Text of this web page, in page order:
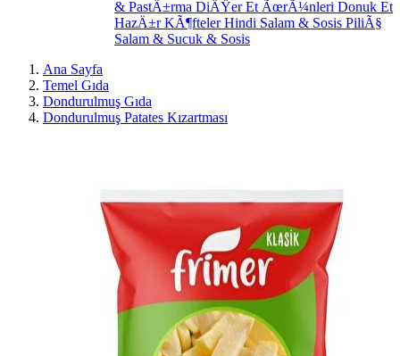
& PastÄ±rma DiÄŸer Et ÃœrÃ¼nleri Donuk Et
HazÄ±r KÃ¶ftelerHindi Salam & Sosis PiliÃ§
Salam & Sucuk & Sosis
Ana Sayfa
Temel Gıda
Dondurulmuş Gıda
Dondurulmuş Patates Kızartması